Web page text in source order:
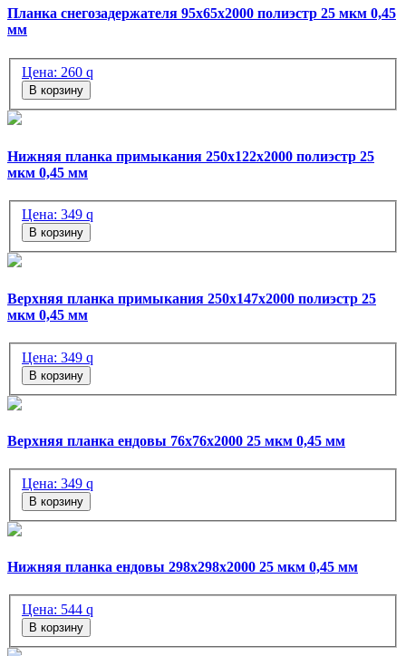
Планка снегозадержателя 95х65х2000 полиэстр 25 мкм 0,45
мм
Цена: 260 q
В корзину
Нижняя планка примыкания 250х122х2000 полиэстр 25
мкм 0,45 мм
Цена: 349 q
В корзину
Верхняя планка примыкания 250х147х2000 полиэстр 25
мкм 0,45 мм
Цена: 349 q
В корзину
Верхняя планка ендовы 76х76х2000 25 мкм 0,45 мм
Цена: 349 q
В корзину
Нижняя планка ендовы 298х298х2000 25 мкм 0,45 мм
Цена: 544 q
В корзину